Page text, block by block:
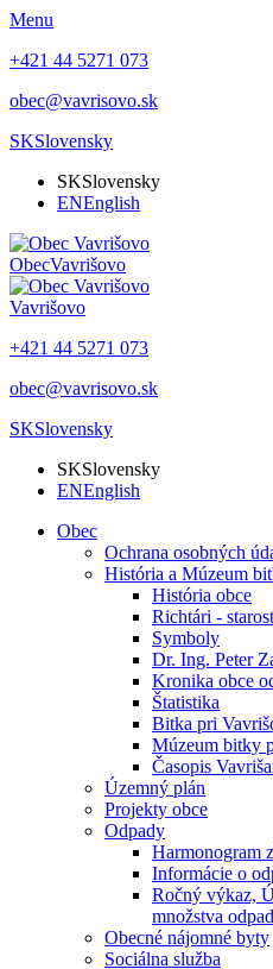
Menu
+421 44 5271 073
obec@vavrisovo.sk
SKSlovensky
SKSlovensky
ENEnglish
ObecVavrišovo
Vavrišovo
+421 44 5271 073
obec@vavrisovo.sk
SKSlovensky
SKSlovensky
ENEnglish
Obec
Ochrana osobných
História a Múzeum
História obce
Richtári -
Symboly
Dr. Ing. Peter
Kronika obce
Štatistika
Bitka pri
Múzeum bitky
Časopis
Územný plán
Projekty obce
Odpady
Harmonogram
Informácie o
Ročný výkaz,
množstva
Obecné nájomné byty
Sociálna služba